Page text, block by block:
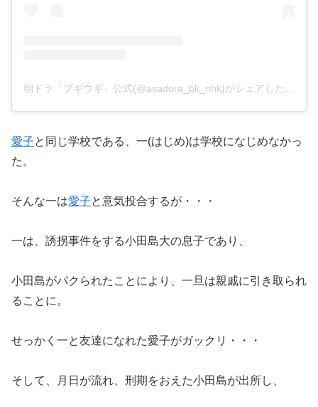
朝ドラ「ブギウギ」公式(@asadora_bk_nhk)がシェアした投稿
愛子と同じ学校である、一(はじめ)は学校になじめなかっ
た。
そんな一は愛子と意気投合するが・・・
一は、誘拐事件をする小田島大の息子であり、
小田島がパクられたことにより、一旦は親戚に引き取られ
ることに。
せっかく一と友達になれた愛子がガックリ・・・
そして、月日が流れ、刑期をおえた小田島が出所し、